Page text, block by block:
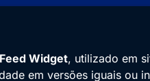
Widget, utilizado em
em versões iguais ou